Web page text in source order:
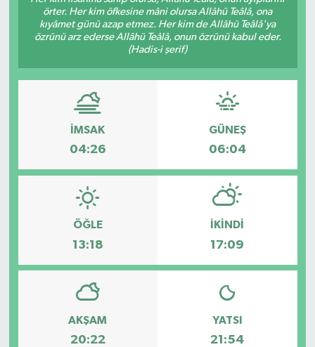
örter. Her kim öfkesine mâni olursa Allâhü Teâlâ, ona
kıyâmet günü azap etmez. Her kim de Allâhü Teâlâ'ya
özrünü arz ederse Allâhü Teâlâ, onun özrünü kabul eder.
(Hadis-i şerif)
İMSAK
04:26
GÜNEŞ
06:04
ÖĞLE
13:18
İKINDI
17:09
AKŞAM
20:22
YATSI
21:54